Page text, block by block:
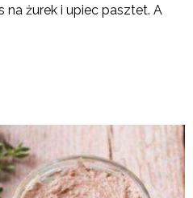
żurek i upiec pasztet. A